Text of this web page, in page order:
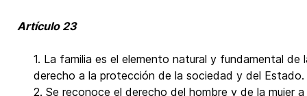
Artículo 23
1. La familia es el elemento natural y fundamental de
derecho a la protección de la sociedad y del Estado.
2. Se reconoce el derecho del hombre y de la mujer